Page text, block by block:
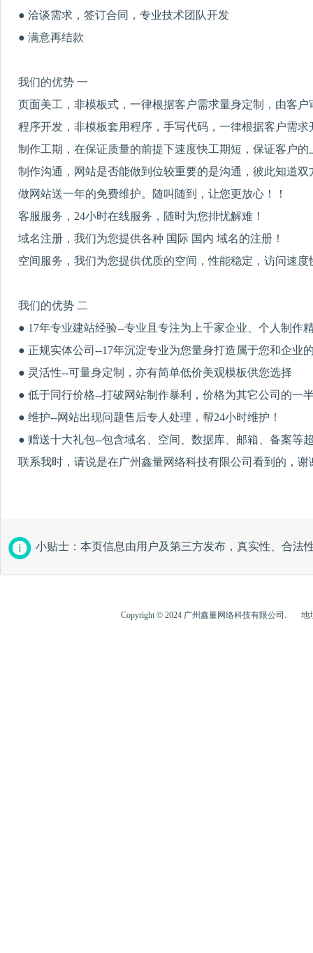
● 洽谈需求，签订合同，专业技术团队开发
● 满意再结款
我们的优势 一
页面美工，非模板式，一律根据客户需求量身定制，由客户
程序开发，非模板套用程序，手写代码，一律根据客户需
制作工期，在保证质量的前提下速度快工期短，保证客户的
制作沟通，网站是否能做到位较重要的是沟通，彼此知道
做网站送一年的免费维护。随叫随到，让您更放心！！
客服服务，24小时在线服务，随时为您排忧解难！
域名注册，我们为您提供各种 国际 国内 域名的注册！
空间服务，我们为您提供优质的空间，性能稳定，访问速
我们的优势 二
● 17年专业建站经验--专业且专注为上千家企业、个人制作
● 正规实体公司--17年沉淀专业为您量身打造属于您和企业
● 灵活性--可量身定制，亦有简单低价美观模板供您选择
● 低于同行价格--打破网站制作暴利，价格为其它公司的一
● 维护--网站出现问题售后专人处理，帮24小时维护！
● 赠送十大礼包--包含域名、空间、数据库、邮箱、备案等
联系我时，请说是在广州鑫量网络科技有限公司看到的，谢
小贴士：本页信息由用户及第三方发布，真实性、合法
Copyright © 2024 广州鑫量网络科技有限公司.